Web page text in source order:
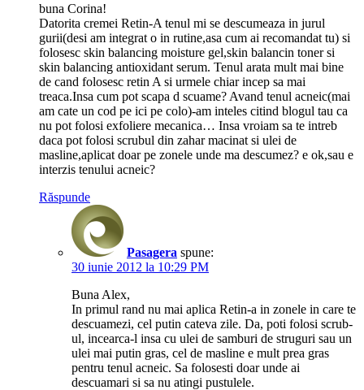
buna Corina!
Datorita cremei Retin-A tenul mi se descumeaza in jurul
gurii(desi am integrat o in rutine,asa cum ai recomandat tu) si
folosesc skin balancing moisture gel,skin balancin toner si
skin balancing antioxidant serum. Tenul arata mult mai bine
de cand folosesc retin A si urmele chiar incep sa mai
treaca.Insa cum pot scapa d scuame? Avand tenul acneic(mai
am cate un cod pe ici pe colo)-am inteles citind blogul tau ca
nu pot folosi exfoliere mecanica… Insa vroiam sa te intreb
daca pot folosi scrubul din zahar macinat si ulei de
masline,aplicat doar pe zonele unde ma descumez? e ok,sau e
interzis tenului acneic?
Răspunde
Pasagera spune:
30 iunie 2012 la 10:29 PM
Buna Alex,
In primul rand nu mai aplica Retin-a in zonele in care te
descuamezi, cel putin cateva zile. Da, poti folosi scrub-
ul, incearca-l insa cu ulei de samburi de struguri sau un
ulei mai putin gras, cel de masline e mult prea gras
pentru tenul acneic. Sa folosesti doar unde ai
descuamari si sa nu atingi pustulele.